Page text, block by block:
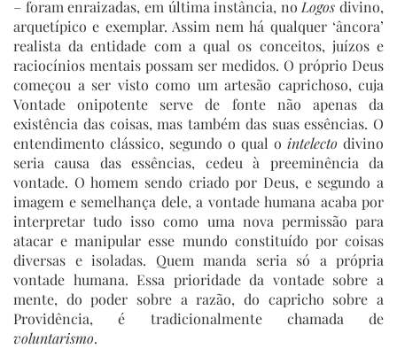
– foram enraizadas, em última instância, no Logos divino,
arquetípico e exemplar. Assim nem há qualquer ‘âncora’
realista da entidade com a qual os conceitos, juízos e
raciocínios mentais possam ser medidos. O próprio Deus
começou a ser visto como um artesão caprichoso, cuja
Vontade onipotente serve de fonte não apenas da
existência das coisas, mas também das suas essências. O
entendimento clássico, segundo o qual o intelecto divino
seria causa das essências, cedeu à preeminência da
vontade. O homem sendo criado por Deus, e segundo a
imagem e semelhança dele, a vontade humana acaba por
interpretar tudo isso como uma nova permissão para
atacar e manipular esse mundo constituído por coisas
diversas e isoladas. Quem manda seria só a própria
vontade humana. Essa prioridade da vontade sobre a
mente, do poder sobre a razão, do capricho sobre a
Providência, é tradicionalmente chamada de
voluntarismo.